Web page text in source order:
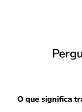
O que significa